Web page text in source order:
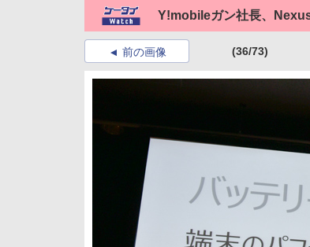
Y!mobileガン社長、
前の画像 (36/73)